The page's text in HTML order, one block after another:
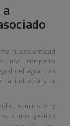
nueva entidad
una compañía
del agua, con
la industria y la
suministro y
a una gestión